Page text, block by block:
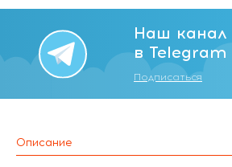
Наш канал
в Telegram
Подписаться
Описание